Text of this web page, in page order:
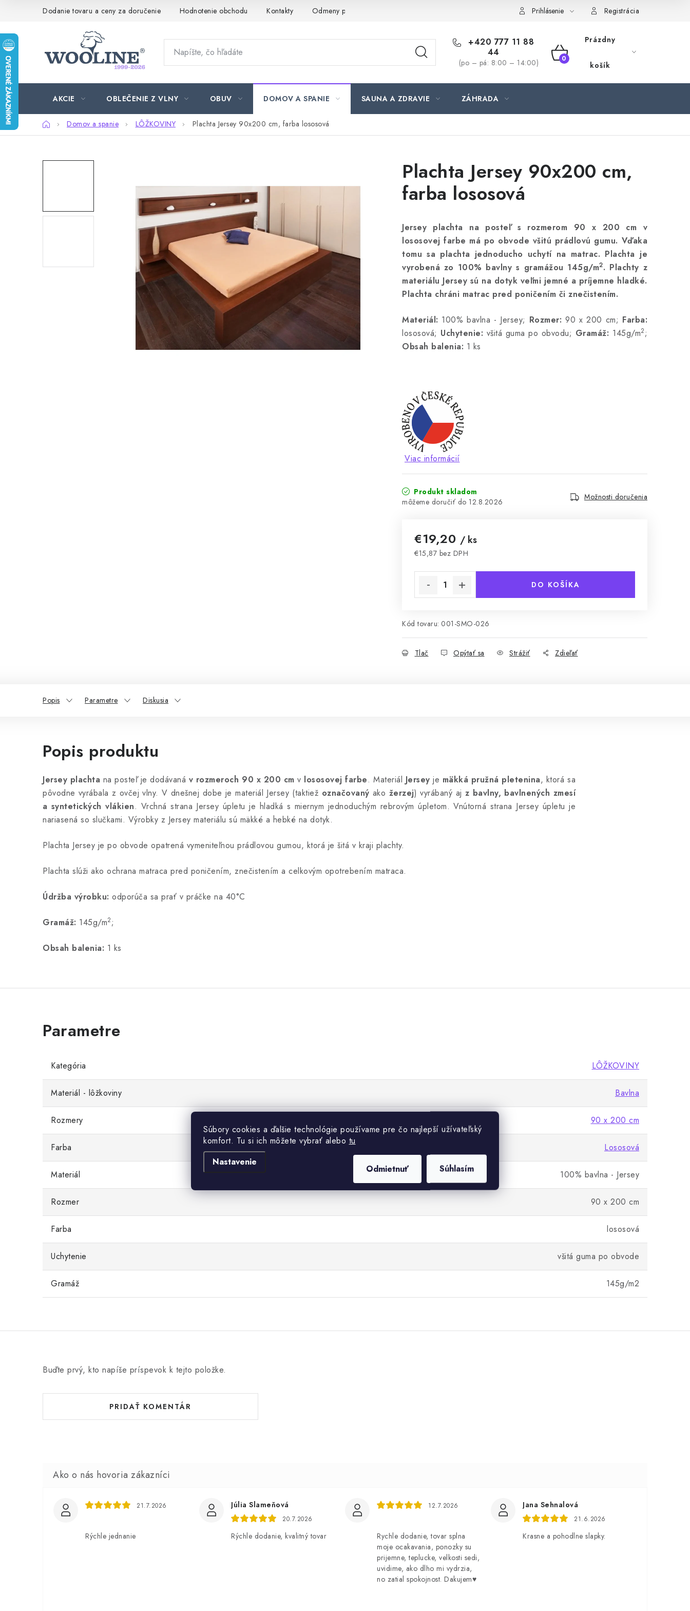
Súbory cookies a ďalšie technológie používame pre čo najlepší užívateľský
komfort. Tu si ich môžete vybrať alebo tu
Nastavenie
Odmietnuť Súhlasím
Dodanie tovaru a ceny za doručenie Hodnotenie obchodu Kontakty Odmeny pre našich zákazníkov Prihlásenie Registrácia
+420 777 11 88
44
(po – pá: 8:00 – 14:00)
NÁKUPNÝ
Prázdny
košík
AKCIE OBLEČENIE Z VLNY OBUV DOMOV A SPANIE SAUNA A ZDRAVIE ZÁHRADA
DomovDomov a spanie LÔŽKOVINY Plachta Jersey 90x200 cm, farba lososová
Plachta Jersey 90x200 cm,
farba lososová
Jersey plachta na posteľ s rozmerom 90 x 200 cm v
lososovej farbe má po obvode všitú prádlovú gumu. Vďaka
tomu sa plachta jednoducho uchytí na matrac. Plachta je
vyrobená zo 100% bavlny s gramážou 145g/m2. Plachty z
materiálu Jersey sú na dotyk veľmi jemné a príjemne hladké.
Plachta chráni matrac pred poničením či znečistením.
Materiál: 100% bavlna - Jersey; Rozmer: 90 x 200 cm; Farba:
lososová; Uchytenie: všitá guma po obvodu; Gramáž: 145g/m2;
Obsah balenia: 1 ks
Viac informácií
Produkt skladom
12.8.2026
Možnosti doručenia
€19,20 / ks
€15,87 bez DPH
DO KOŠÍKA
Kód tovaru: 001-SMO-026
Tlač Opýtať sa Strážiť Zdieľať
Popis Parametre Diskusia
Popis produktu
Jersey plachta na posteľ je dodávaná v rozmeroch 90 x 200 cm v lososovej farbe. Materiál Jersey je mäkká pružná pletenina, ktorá sa
pôvodne vyrábala z ovčej vlny. V dnešnej dobe je materiál Jersey (taktiež označovaný ako žerzej) vyrábaný aj z bavlny, bavlnených zmesí
a syntetických vlákien. Vrchná strana Jersey úpletu je hladká s miernym jednoduchým rebrovým úpletom. Vnútorná strana Jersey úpletu je
nariasená so slučkami. Výrobky z Jersey materiálu sú mäkké a hebké na dotyk.
Plachta Jersey je po obvode opatrená vymeniteľnou prádlovou gumou, ktorá je šitá v kraji plachty.
Plachta slúži ako ochrana matraca pred poničením, znečistením a celkovým opotrebením matraca.
Údržba výrobku: odporúča sa prať v práčke na 40°C
Gramáž: 145g/m2;
Obsah balenia: 1 ks
Kategória LÔŽKOVINY
Materiál - lôžkoviny Bavlna
Rozmery 90 x 200 cm
Farba Lososová
Materiál 100% bavlna - Jersey
Rozmer 90 x 200 cm
Farba lososová
Uchytenie všitá guma po obvode
Gramáž 145g/m2
Buďte prvý, kto napíše príspevok k tejto položke.
PRIDAŤ KOMENTÁR
21.7.2026
Rýchle jednanie
Júlia Slameňová
20.7.2026
Rýchle dodanie, kvalitný tovar
12.7.2026
Rychle dodanie, tovar splna
moje ocakavania, ponozky su
prijemne, teplucke, velkosti sedi,
uvidime, ako dlho mi vydrzia,
no zatial spokojnost. Dakujem♥️
Jana Sehnalová
21.6.2026
Krasne a pohodlne slapky.